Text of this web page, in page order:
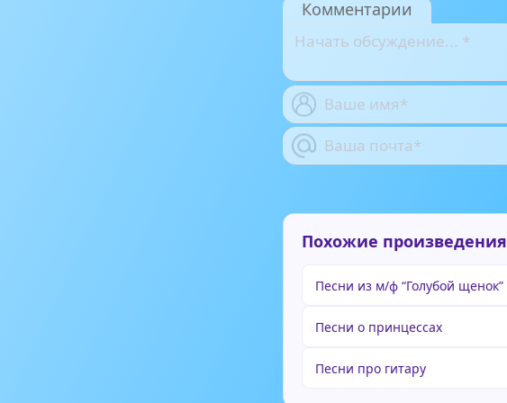
Комментарии
Похожие произведения
Песни из м/ф “Голубой щенок”
Песни о принцессах
Песни про гитару